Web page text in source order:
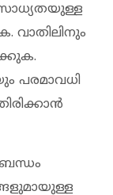
സാധ്യതയുള്ള
വാതിലിനും
പരമാവധി